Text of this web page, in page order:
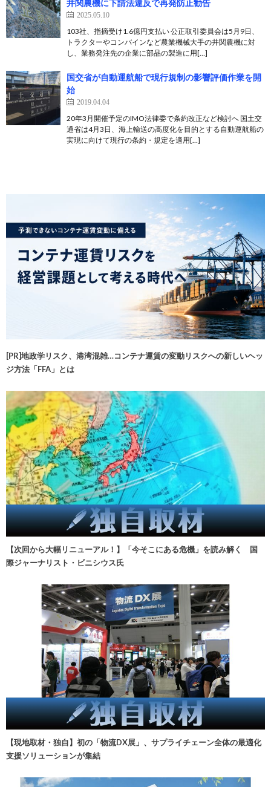
井関農機に下請法違反で再発防止勧告
2025.05.10
103社、指摘受け1.6億円支払い 公正取引委員会は5月9日、
トラクターやコンバインなど農業機械大手の井関農機に対
し、業務発注先の企業に部品の製造に用[…]
国交省が自動運航船で現行規制の影響評価作業を開
始
2019.04.04
20年3月開催予定のIMO法律委で条約改正など検討へ 国土交
通省は4月3日、海上輸送の高度化を目的とする自動運航船の
実現に向けて現行の条約・規定を適用[…]
[PR]地政学リスク、港湾混雑…コンテナ運賃の変動リスクへの新しいヘッ
ジ方法「FFA」とは
【次回から大幅リニューアル！】「今そこにある危機」を読み解く 国
際ジャーナリスト・ビニシウス氏
【現地取材・独自】初の「物流DX展」、サプライチェーン全体の最適化
支援ソリューションが集結